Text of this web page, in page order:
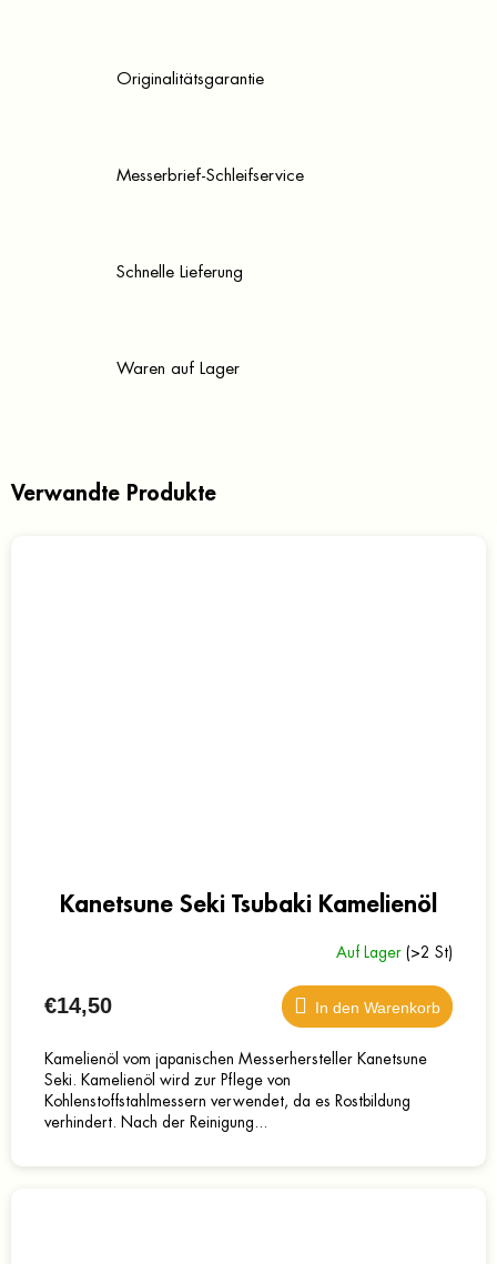
Originalitätsgarantie
Messerbrief-Schleifservice
Schnelle Lieferung
Waren auf Lager
Verwandte Produkte
Kanetsune Seki Tsubaki Kamelienöl
Auf Lager (>2 St)
€14,50 In den Warenkorb
Kamelienöl vom japanischen Messerhersteller Kanetsune
Seki. Kamelienöl wird zur Pflege von
Kohlenstoffstahlmessern verwendet, da es Rostbildung
verhindert. Nach der Reinigung...